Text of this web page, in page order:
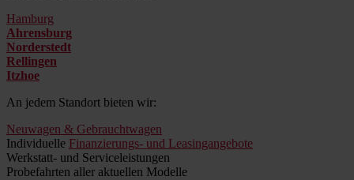
Hamburg
Ahrensburg
Norderstedt
Rellingen
Itzhoe
An jedem Standort bieten wir:
Neuwagen & Gebrauchtwagen
Individuelle Finanzierungs- und Leasingangebote
Werkstatt- und Serviceleistungen
Probefahrten aller aktuellen Modelle